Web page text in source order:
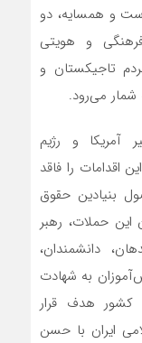
و همسایه، دو
و هویتی
تاجیکستان و
شمار می‌رود.
آمریکا و رژیم
اقدامات را فاقد
بنیادین حقوق
حملات، رهبر
دانشمندان،
به شهادت
کشور هدف قرار
ایران با حسن